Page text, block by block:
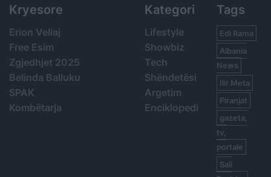
Kryesore
Erion Veliaj
Free Esim
Zgjedhjet 2025
Belinda Balluku
SPAK
Kombëtarja
Kategori
Lifestyle
Showbiz
Tech
Shëndetësi
Argetim
Enciklopedi
Tags
Edi Rama
Albania
News
Ilir Meta
Piranjat
gazeta,
tv,
portale
Sali